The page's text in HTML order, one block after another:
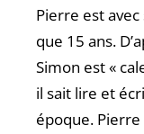
Pierre est avec
que 15 ans.
Simon est «
il sait lire et
époque.